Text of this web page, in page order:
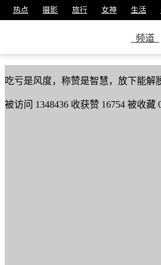
热点 摄影 旅行 女神 生活
频道
美篇号2500861
吃亏是风度，称赞是智慧，放下能解
被访问 1348436 收获赞 16754 被收藏